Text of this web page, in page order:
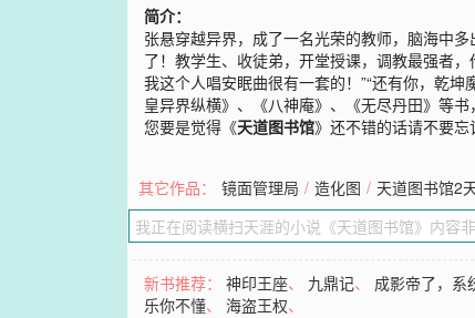
简介：
张悬穿越异界，成了一名光荣的教师，脑海中
了！教学生、收徒弟，开堂授课，调教最强者
我这个人唱安眠曲很有一套的！”“还有你，乾
皇异界纵横》、《八神庵》、《无尽丹田》等
您要是觉得《天道图书馆》还不错的话请不要忘
其它作品： 镜面管理局 / 造化图 / 天道图书馆2
新书推荐：神印王座、 九鼎记、 成影帝了，系
乐你不懂、海盗王权、